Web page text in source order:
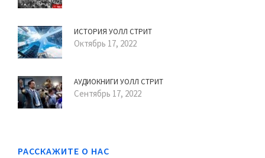
ИСТОРИЯ УОЛЛ СТРИТ
Октябрь 17, 2022
АУДИОКНИГИ УОЛЛ СТРИТ
Сентябрь 17, 2022
РАССКАЖИТЕ О НАС